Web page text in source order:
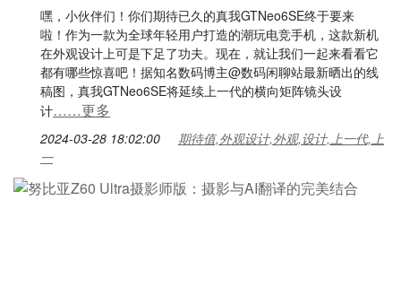
嘿，小伙伴们！你们期待已久的真我GTNeo6SE终于要来
啦！作为一款为全球年轻用户打造的潮玩电竞手机，这款新机
在外观设计上可是下足了功夫。现在，就让我们一起来看看它
都有哪些惊喜吧！据知名数码博主@数码闲聊站最新晒出的线
稿图，真我GTNeo6SE将延续上一代的横向矩阵镜头设
计……更多
2024-03-28 18:02:00
期待值,外观设计,外观,设计,上一代,上
一